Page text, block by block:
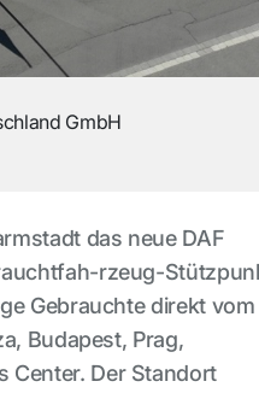
GmbH
das neue DAF
rzeug-
Gebrauchte direkt vom
Budapest, Prag,
Center. Der Standort